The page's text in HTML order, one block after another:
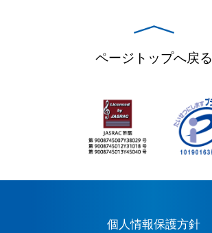
ページトップへ戻る
個人情報保護方針